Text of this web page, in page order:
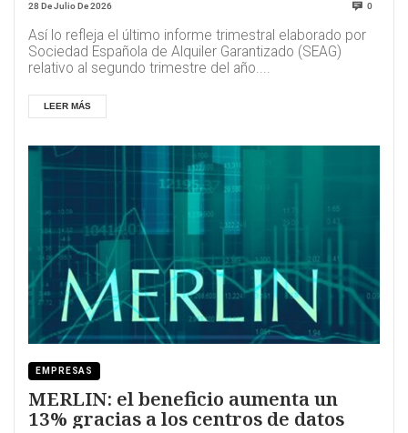
28 De Julio De 2026 0
Así lo refleja el último informe trimestral elaborado por
Sociedad Española de Alquiler Garantizado (SEAG)
relativo al segundo trimestre del año....
LEER MÁS
EMPRESAS
MERLIN: el beneficio aumenta un
13% gracias a los centros de datos